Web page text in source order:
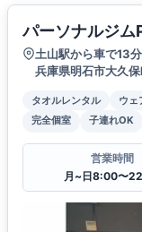
パーソナルジム
土山駅から車で13分
兵庫県明石市大久
タオルレンタル ウェ
完全個室
子連れOK
営業時間
月~日8:00〜